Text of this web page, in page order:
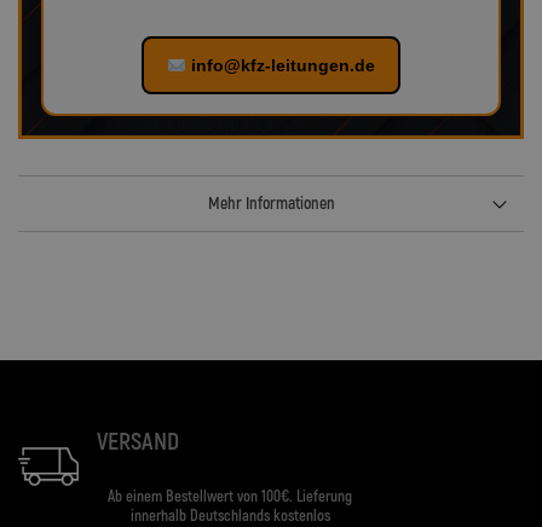
info@kfz-leitungen.de
Mehr Informationen
VERSAND
Ab einem Bestellwert von 100€. Lieferung
innerhalb Deutschlands kostenlos